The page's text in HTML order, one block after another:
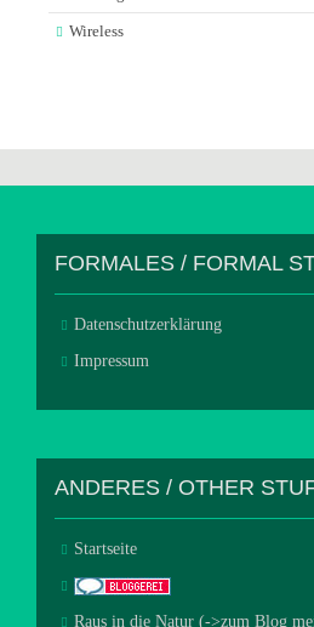
Wireless
FORMALES / FORMAL
Datenschutzerklärung
Impressum
ANDERES / OTHER
Startseite
Raus in die Natur (->zum Blog